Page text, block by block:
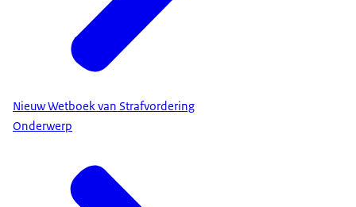
Nieuw Wetboek van Strafvordering
Onderwerp